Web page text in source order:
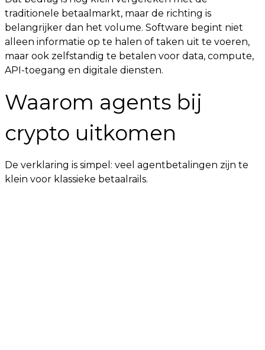
traditionele betaalmarkt, maar de richting is
belangrijker dan het volume. Software begint niet
alleen informatie op te halen of taken uit te voeren,
maar ook zelfstandig te betalen voor data, compute,
API-toegang en digitale diensten.
Waarom agents bij
crypto uitkomen
De verklaring is simpel: veel agentbetalingen zijn te
klein voor klassieke betaalrails.